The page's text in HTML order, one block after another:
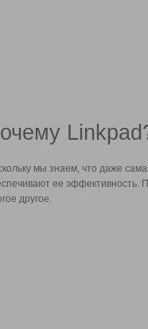
мы знаем, что даже
ее эффективность.
другое.